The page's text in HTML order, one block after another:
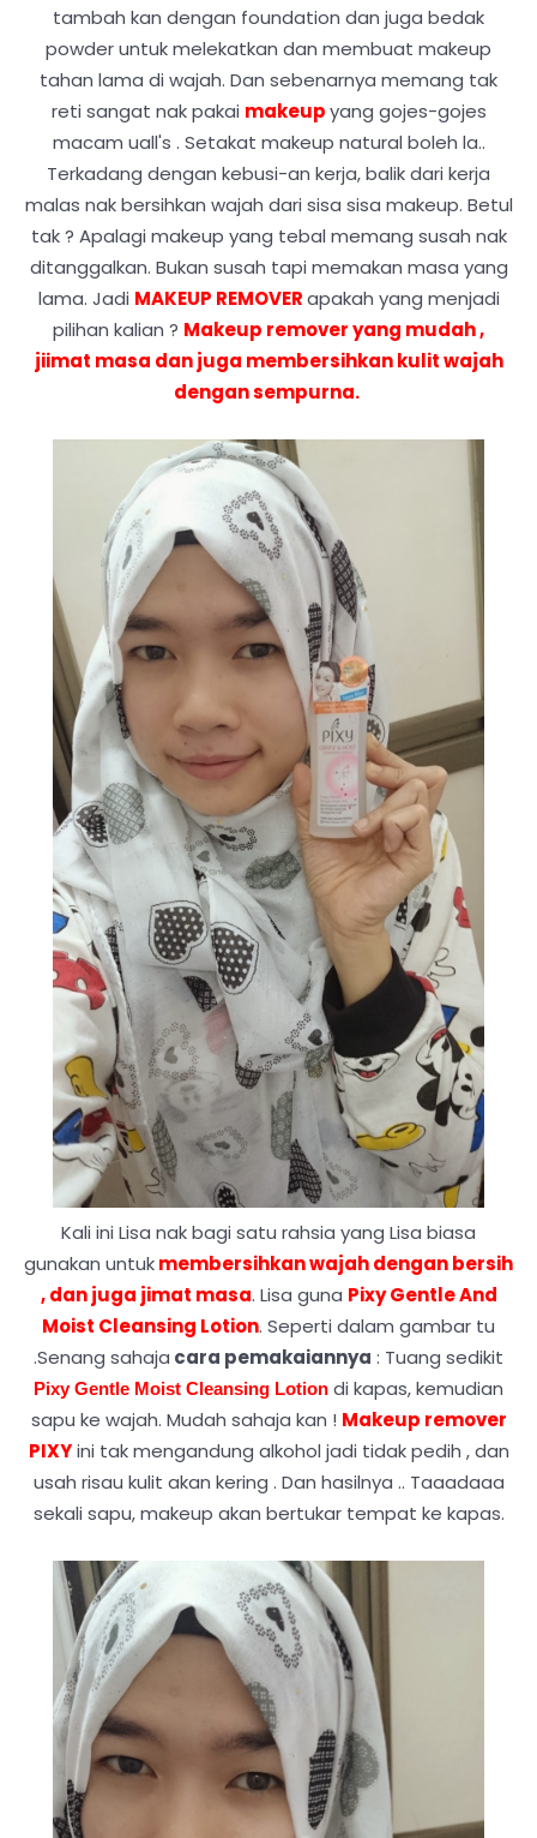
tambah kan dengan foundation dan juga bedak
powder untuk melekatkan dan membuat makeup
tahan lama di wajah. Dan sebenarnya memang tak
reti sangat nak pakai makeupyang gojes-gojes
macam uall's . Setakat makeup natural boleh la..
Terkadang dengan kebusi-an kerja, balik dari kerja
malas nak bersihkan wajah dari sisa sisa makeup. Betul
tak ? Apalagi makeup yang tebal memang susah nak
ditanggalkan. Bukan susah tapi memakan masa yang
lama. Jadi MAKEUP REMOVERapakah yang menjadi
pilihan kalian ? Makeup remover yang mudah ,
jiimat masa dan juga membersihkan kulit wajah
dengan sempurna.
Kali ini Lisa nak bagi satu rahsia yang Lisa biasa
gunakan untukmembersihkan wajah dengan bersih
, dan juga jimat masa. Lisa guna Pixy Gentle And
Moist Cleansing Lotion. Seperti dalam gambar tu
.Senang sahaja cara pemakaiannya : Tuang sedikit
Pixy Gentle Moist Cleansing Lotion di kapas, kemudian
sapu ke wajah. Mudah sahaja kan ! Makeup remover
PIXYini tak mengandung alkohol jadi tidak pedih , dan
usah risau kulit akan kering . Dan hasilnya .. Taaadaaa
sekali sapu, makeup akan bertukar tempat ke kapas.